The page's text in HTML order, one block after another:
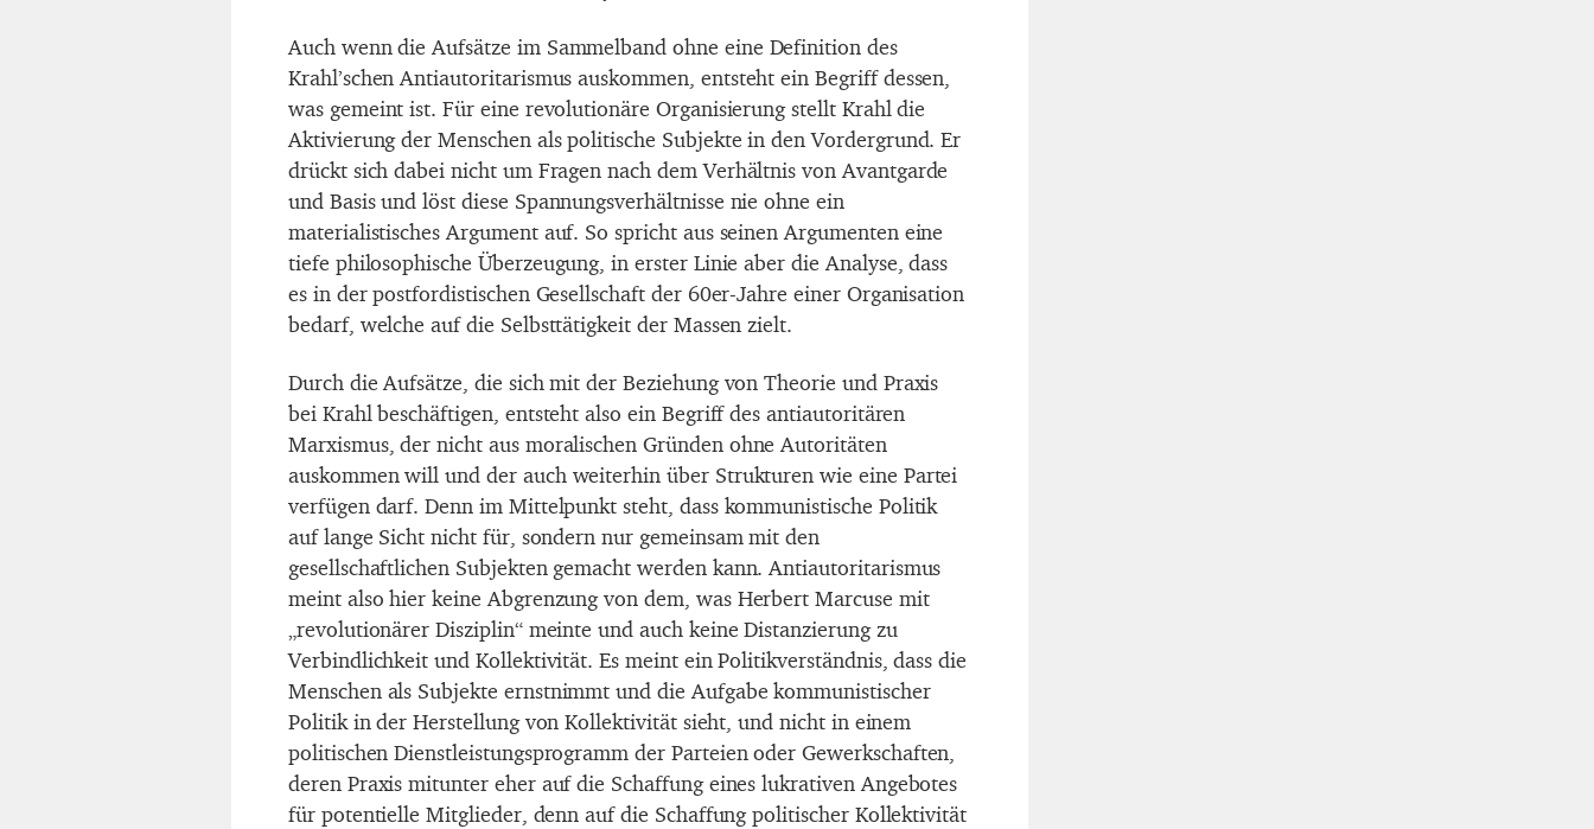
Auch wenn die Aufsätze im Sammelband ohne eine Definition des
Krahl’schen Antiautoritarismus auskommen, entsteht ein Begriff dessen,
was gemeint ist. Für eine revolutionäre Organisierung stellt Krahl die
Aktivierung der Menschen als politische Subjekte in den Vordergrund. Er
drückt sich dabei nicht um Fragen nach dem Verhältnis von Avantgarde
und Basis und löst diese Spannungsverhältnisse nie ohne ein
materialistisches Argument auf. So spricht aus seinen Argumenten eine
tiefe philosophische Überzeugung, in erster Linie aber die Analyse, dass
es in der postfordistischen Gesellschaft der 60er-Jahre einer Organisation
bedarf, welche auf die Selbsttätigkeit der Massen zielt.
Durch die Aufsätze, die sich mit der Beziehung von Theorie und Praxis
bei Krahl beschäftigen, entsteht also ein Begriff des antiautoritären
Marxismus, der nicht aus moralischen Gründen ohne Autoritäten
auskommen will und der auch weiterhin über Strukturen wie eine Partei
verfügen darf. Denn im Mittelpunkt steht, dass kommunistische Politik
auf lange Sicht nicht für, sondern nur gemeinsam mit den
gesellschaftlichen Subjekten gemacht werden kann. Antiautoritarismus
meint also hier keine Abgrenzung von dem, was Herbert Marcuse mit
„revolutionärer Disziplin“ meinte und auch keine Distanzierung zu
Verbindlichkeit und Kollektivität. Es meint ein Politikverständnis, dass die
Menschen als Subjekte ernstnimmt und die Aufgabe kommunistischer
Politik in der Herstellung von Kollektivität sieht, und nicht in einem
politischen Dienstleistungsprogramm der Parteien oder Gewerkschaften,
deren Praxis mitunter eher auf die Schaffung eines lukrativen Angebotes
für potentielle Mitglieder, denn auf die Schaffung politischer Kollektivität